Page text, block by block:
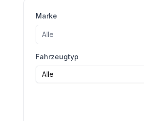
Marke
Alle
Fahrzeugtyp
Alle